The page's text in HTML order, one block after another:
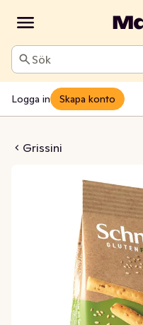
Sök
Logga in Skapa konto
Grissini
Glutenfri EKO